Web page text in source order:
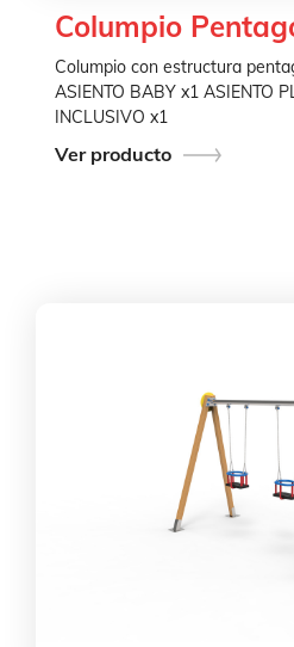
Columpio
Columpio con estructura
ASIENTO BABY x1 ASIENTO
INCLUSIVO x1
Ver producto